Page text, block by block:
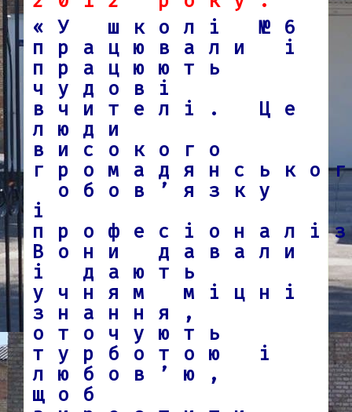
«У школі №6
працювали і
працюють
чудові
вчителі. Це
люди
високого
обов’язку
і
Вони давали
і дають
учням міцні
знання,
оточують
турботою і
любов’ю,
щоб